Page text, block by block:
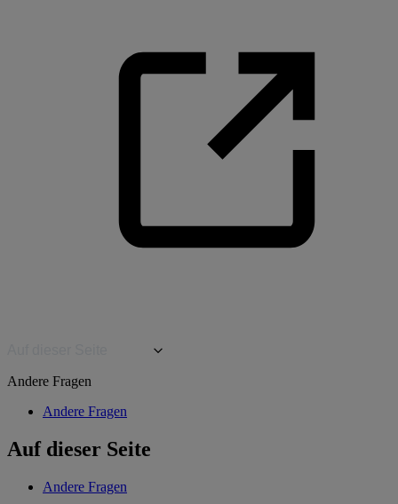
Andere Fragen
Andere Fragen
Auf dieser Seite
Andere Fragen